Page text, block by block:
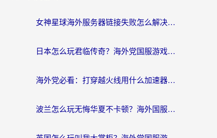
女神星球海外服务器链接失败怎么解决？海外党国服游戏加速避坑指南
日本怎么玩君临传奇？海外党国服游戏加速避坑指南（附菲律宾欧洲玩家实测）
海外党必看：打穿越火线用什么加速器？解决延迟卡顿，还能玩奇妙拼图世界和第五人格
波兰怎么玩无悔华夏不卡顿？海外国服游戏加速器终极指南（附征途2萤火突击解决方案）